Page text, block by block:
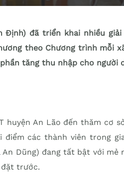
Định) đã triển khai nhiều
theo Chương trình mỗi
tăng thu nhập cho người
huyện An Lão đến thăm cơ
điểm các thành viên trong
Dũng) đang tất bật với mẻ
trước.